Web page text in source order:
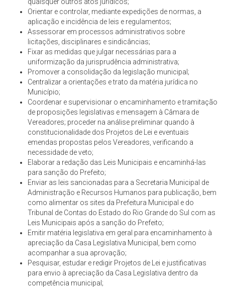
Orientar e controlar, mediante expedições de normas, a
aplicação e incidência de leis e regulamentos;
Assessorar em processos administrativos sobre
licitações, disciplinares e sindicâncias;
Fixar as medidas que julgar necessárias para a
uniformização da jurisprudência administrativa;
Promover a consolidação da legislação municipal;
Centralizar a orientações e trato da matéria jurídica no
Município;
Coordenar e supervisionar o encaminhamento e tramitação
de proposições legislativas e mensagem à Câmara de
Vereadores; proceder na análise preliminar quando à
constitucionalidade dos Projetos de Lei e eventuais
emendas propostas pelos Vereadores, verificando a
necessidade de veto;
Elaborar a redação das Leis Municipais e encaminhá-las
para sanção do Prefeito;
Enviar as leis sancionadas para a Secretaria Municipal de
Administração e Recursos Humanos para publicação, bem
como alimentar os sites da Prefeitura Municipal e do
Tribunal de Contas do Estado do Rio Grande do Sul com as
Leis Municipais após a sanção do Prefeito;
Emitir matéria legislativa em geral para encaminhamento à
apreciação da Casa Legislativa Municipal, bem como
acompanhar a sua aprovação;
Pesquisar, estudar e redigir Projetos de Lei e justificativas
para envio à apreciação da Casa Legislativa dentro da
competência municipal;